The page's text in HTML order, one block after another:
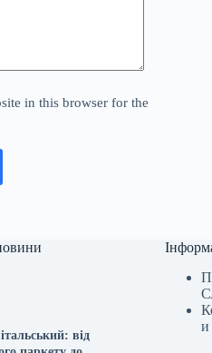
in this browser for the
від
и